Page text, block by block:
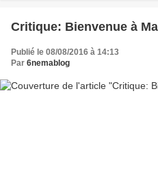
Critique: Bienvenue à
Publié le 08/08/2016 à 14:13
Par 6nemablog